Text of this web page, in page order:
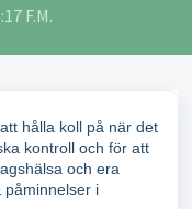
F.M.
hålla koll på när det
kontroll och för att
och era
påminnelser i